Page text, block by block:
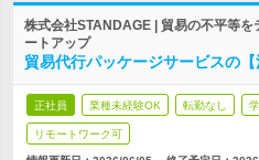
株式会社STANDAGE | 貿易の不平等
ートアップ
貿易代行パッケージサービスの
正社員 業種未経験OK 転勤なし
リモートワーク可